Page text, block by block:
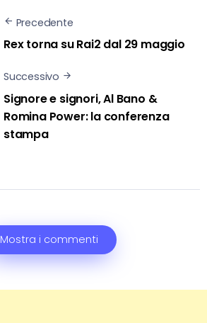
Precedente
Rex torna su Rai2 dal 29 maggio
Successivo
Signore e signori, Al Bano &
Romina Power: la conferenza
stampa
Mostra i commenti